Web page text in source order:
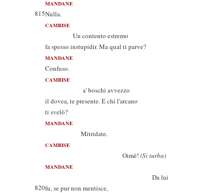
MANDANE
815Nulla.
CAMBISE
Un contento estremo
fa spesso instupidir. Ma qual ti parve?
MANDANE
Confuso.
CAMBISE
a' boschi avvezzo
il dovea, te presente. E chi l'arcano
ti svelò?
MANDANE
Mitridate.
CAMBISE
Oimè! (Si turba)
MANDANE
Da lui
820fu, se pur non mentisce,